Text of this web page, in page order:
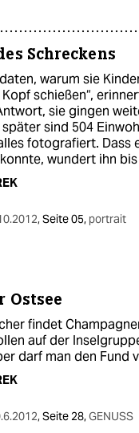
Schreckens
warum sie
schießen“,
sie gingen
sind 504
fotografiert. Dass
wundert ihn
,Seite 05, portrait
Ostsee
findet
auf der
darf man den Fund
,Seite 28,GENUSS